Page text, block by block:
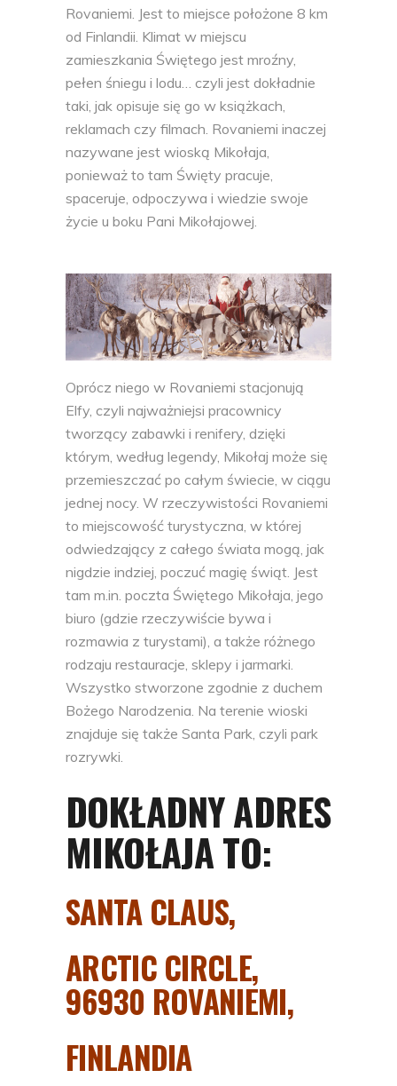
Rovaniemi. Jest to miejsce położone 8 km
od Finlandii. Klimat w miejscu
zamieszkania Świętego jest mroźny,
pełen śniegu i lodu… czyli jest dokładnie
taki, jak opisuje się go w książkach,
reklamach czy filmach. Rovaniemi inaczej
nazywane jest wioską Mikołaja,
ponieważ to tam Święty pracuje,
spaceruje, odpoczywa i wiedzie swoje
życie u boku Pani Mikołajowej.
Oprócz niego w Rovaniemi stacjonują
Elfy, czyli najważniejsi pracownicy
tworzący zabawki i renifery, dzięki
którym, według legendy, Mikołaj może się
przemieszczać po całym świecie, w ciągu
jednej nocy. W rzeczywistości Rovaniemi
to miejscowość turystyczna, w której
odwiedzający z całego świata mogą, jak
nigdzie indziej, poczuć magię świąt. Jest
tam m.in. poczta Świętego Mikołaja, jego
biuro (gdzie rzeczywiście bywa i
rozmawia z turystami), a także różnego
rodzaju restauracje, sklepy i jarmarki.
Wszystko stworzone zgodnie z duchem
Bożego Narodzenia. Na terenie wioski
znajduje się także Santa Park, czyli park
rozrywki.
DOKŁADNY ADRES
MIKOŁAJA TO:
SANTA CLAUS,
ARCTIC CIRCLE,
96930 ROVANIEMI,
FINLANDIA